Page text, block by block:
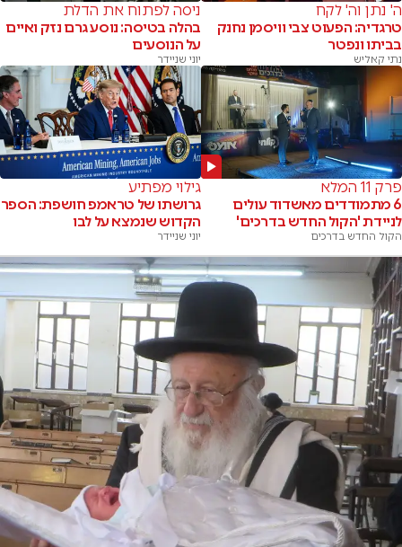
ה' נתן וה' לקח
טרגדיה: הפעוט צבי וויסמן נחנק
בביתו ונפטר
נתי קאליש
ניסה לפתוח את הדלת
בהלה בטיסה: נוסע גרם נזק ואיים
על הנוסעים
יוני שניידר
פרק 11 המלא
6 מתמודדים מאשדוד עולים
לניידת 'הקול החדש בדרכים'
הקול החדש בדרכים
גילוי מפתיע
גרושתו של טראמפ חושפת: הספר
הקדוש שנמצא על לבו
יוני שניידר